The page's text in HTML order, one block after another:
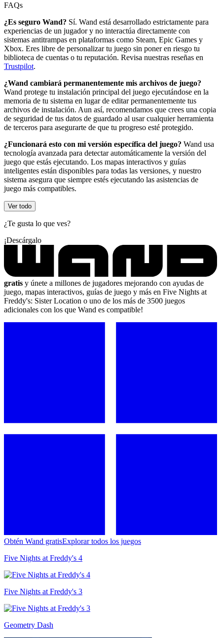
FAQs
¿Es seguro Wand? Sí. Wand está desarrollado estrictamente para
experiencias de un jugador y no interactúa directamente con
sistemas antitrampas en plataformas como Steam, Epic Games y
Xbox. Eres libre de personalizar tu juego sin poner en riesgo tu
biblioteca de cuentas o tu reputación. Revisa nuestras reseñas en
Trustpilot.
¿Wand cambiará permanentemente mis archivos de juego?
Wand protege tu instalación principal del juego ejecutándose en la
memoria de tu sistema en lugar de editar permanentemente tus
archivos de instalación. Aun así, recomendamos que crees una copia
de seguridad de tus datos de guardado al usar cualquier herramienta
de terceros para asegurarte de que tu progreso esté protegido.
¿Funcionará esto con mi versión específica del juego? Wand usa
tecnología avanzada para detectar automáticamente la versión del
juego que estás ejecutando. Los mapas interactivos y guías
inteligentes están disponibles para todas las versiones, y nuestro
sistema asegura que siempre estés ejecutando las asistencias de
juego más compatibles.
Ver todo
¿Te gusta lo que ves?
¡Descárgalo
gratis y únete a millones de jugadores mejorando con ayudas de
juego, mapas interactivos, guías de juego y más en Five Nights at
Freddy's: Sister Location o uno de los más de 3500 juegos
adicionales con los que Wand es compatible!
Obtén Wand gratisExplorar todos los juegos
Five Nights at Freddy's 4
Five Nights at Freddy's 3
Geometry Dash